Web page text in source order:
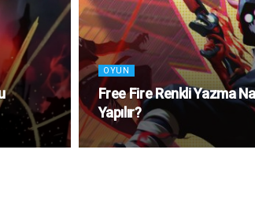
OYUN
Free Fire Renkli Yazma
Yapılır?